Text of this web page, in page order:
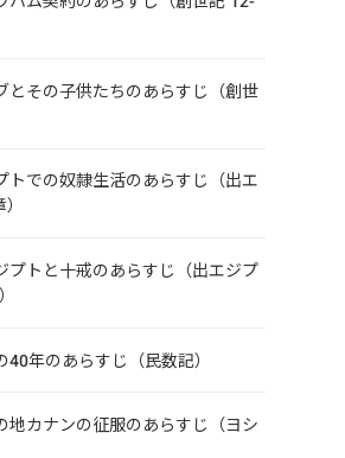
とその子供たちのあらすじ（創世
トでの奴隷生活のあらすじ（出エ
プトと十戒のあらすじ（出エジプ
年のあらすじ（民数記）
地カナンの征服のあらすじ（ヨシ